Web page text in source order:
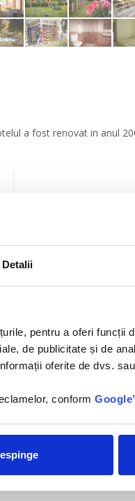
Detalii
pentru a oferi funcții
de publicitate și de
oferite de dvs.
conform
a fost renovat in anul
×